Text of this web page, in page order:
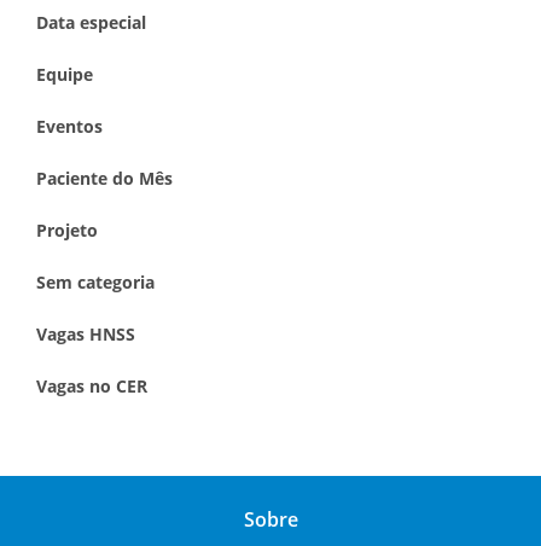
Data especial
Equipe
Eventos
Paciente do Mês
Projeto
Sem categoria
Vagas HNSS
Vagas no CER
Sobre